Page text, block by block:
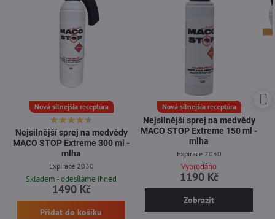
Nová silnejšia receptúra
Nejsilnější sprej na medvědy
MACO STOP Extreme 300 ml -
mlha
Expirace 2030
Skladem - odesíláme ihned
1490 Kč
Přidat do košíku
Nová silnejšia receptúra
Nejsilnější sprej na medvědy
MACO STOP Extreme 150 ml -
mlha
Expirace 2030
Vyprodáno
1190 Kč
Zobrazit